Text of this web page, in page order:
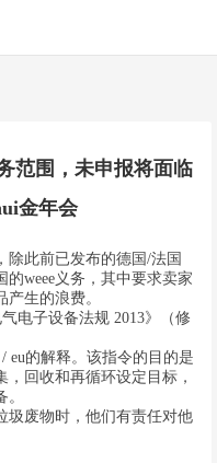
范围，未申报将面临
金年会
除此前已发布的德国/法国
的weee义务，其中要求卖家
生的浪费。
电子设备法规 2013》（修
eu的解释。该指令的目的是
回收和再循环设定目标，
圾废物时，他们有责任对他